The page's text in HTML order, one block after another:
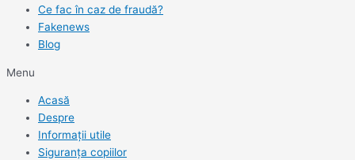
Ce fac în caz de fraudă?
Fakenews
Blog
Menu
Acasă
Despre
Informații utile
Siguranța copiilor